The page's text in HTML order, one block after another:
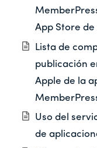
App Store de
Lista de
publicación
Apple de la
Uso del
de